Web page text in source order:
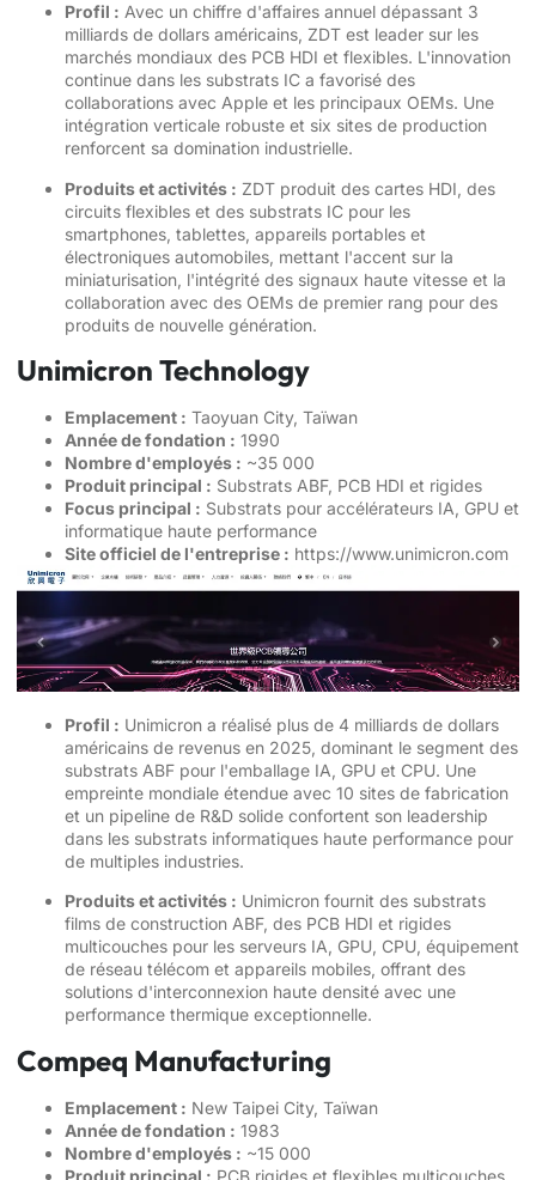
Profil : Avec un chiffre d'affaires annuel dépassant 3
milliards de dollars américains, ZDT est leader sur les
marchés mondiaux des PCB HDI et flexibles. L'innovation
continue dans les substrats IC a favorisé des
collaborations avec Apple et les principaux OEMs. Une
intégration verticale robuste et six sites de production
renforcent sa domination industrielle.
Produits et activités : ZDT produit des cartes HDI, des
circuits flexibles et des substrats IC pour les
smartphones, tablettes, appareils portables et
électroniques automobiles, mettant l'accent sur la
miniaturisation, l'intégrité des signaux haute vitesse et la
collaboration avec des OEMs de premier rang pour des
produits de nouvelle génération.
Unimicron Technology
Emplacement : Taoyuan City, Taïwan
Année de fondation : 1990
Nombre d'employés : ~35 000
Produit principal : Substrats ABF, PCB HDI et rigides
Focus principal : Substrats pour accélérateurs IA, GPU et
informatique haute performance
Site officiel de l'entreprise : https://www.unimicron.com
Profil : Unimicron a réalisé plus de 4 milliards de dollars
américains de revenus en 2025, dominant le segment des
substrats ABF pour l'emballage IA, GPU et CPU. Une
empreinte mondiale étendue avec 10 sites de fabrication
et un pipeline de R&D solide confortent son leadership
dans les substrats informatiques haute performance pour
de multiples industries.
Produits et activités : Unimicron fournit des substrats
films de construction ABF, des PCB HDI et rigides
multicouches pour les serveurs IA, GPU, CPU, équipement
de réseau télécom et appareils mobiles, offrant des
solutions d'interconnexion haute densité avec une
performance thermique exceptionnelle.
Compeq Manufacturing
Emplacement : New Taipei City, Taïwan
Année de fondation : 1983
Nombre d'employés : ~15 000
Produit principal : PCB rigides et flexibles multicouches